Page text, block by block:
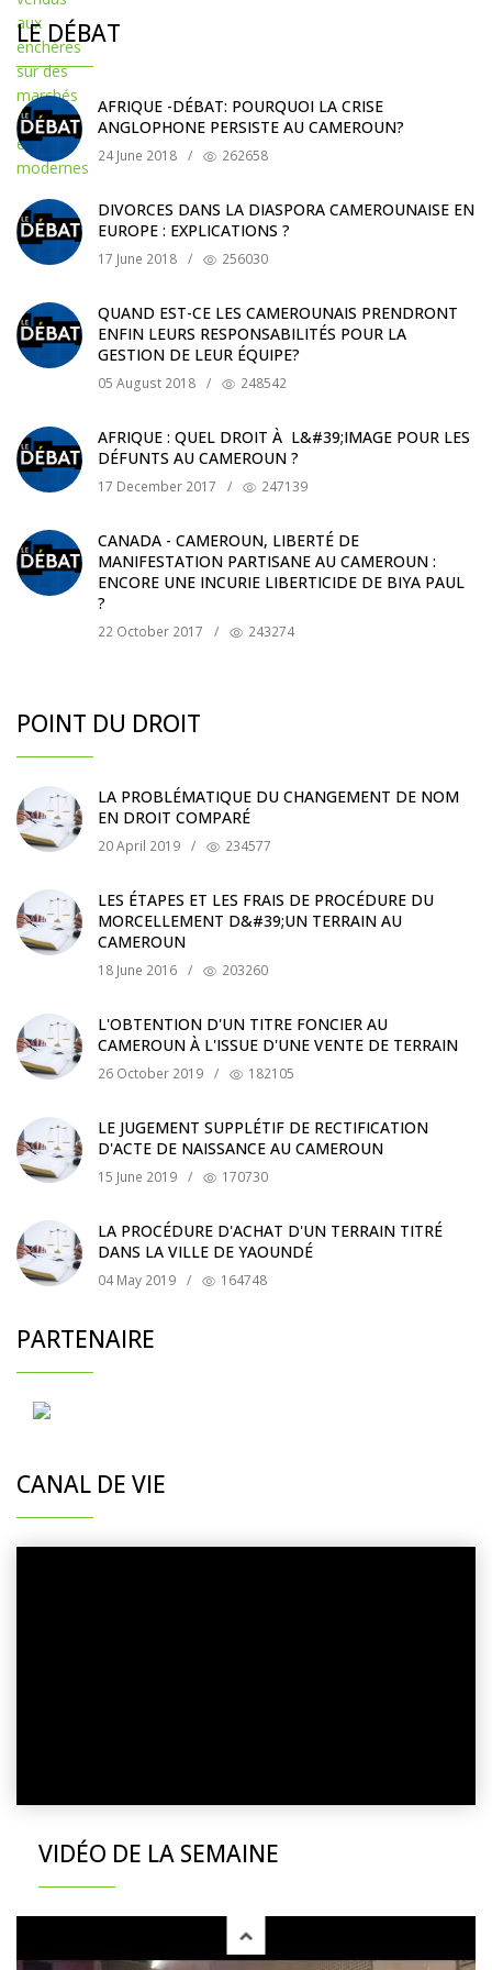
LE DÉBAT
AFRIQUE -DÉBAT: POURQUOI LA CRISE
ANGLOPHONE PERSISTE AU CAMEROUN?
24 June 2018 / 262658
DIVORCES DANS LA DIASPORA CAMEROUNAISE EN
EUROPE : EXPLICATIONS ?
17 June 2018 / 256030
QUAND EST-CE LES CAMEROUNAIS PRENDRONT
ENFIN LEURS RESPONSABILITÉS POUR LA
GESTION DE LEUR ÉQUIPE?
05 August 2018 / 248542
AFRIQUE : QUEL DROIT À L&#39;IMAGE POUR LES
DÉFUNTS AU CAMEROUN ?
17 December 2017 / 247139
CANADA - CAMEROUN, LIBERTÉ DE
MANIFESTATION PARTISANE AU CAMEROUN :
ENCORE UNE INCURIE LIBERTICIDE DE BIYA PAUL
?
22 October 2017 / 243274
POINT DU DROIT
LA PROBLÉMATIQUE DU CHANGEMENT DE NOM
EN DROIT COMPARÉ
20 April 2019 / 234577
LES ÉTAPES ET LES FRAIS DE PROCÉDURE DU
MORCELLEMENT D&#39;UN TERRAIN AU
CAMEROUN
18 June 2016 / 203260
L'OBTENTION D'UN TITRE FONCIER AU
CAMEROUN À L'ISSUE D'UNE VENTE DE TERRAIN
26 October 2019 / 182105
LE JUGEMENT SUPPLÉTIF DE RECTIFICATION
D'ACTE DE NAISSANCE AU CAMEROUN
15 June 2019 / 170730
LA PROCÉDURE D'ACHAT D'UN TERRAIN TITRÉ
DANS LA VILLE DE YAOUNDÉ
04 May 2019 / 164748
PARTENAIRE
CANAL DE VIE
VIDÉO DE LA SEMAINE